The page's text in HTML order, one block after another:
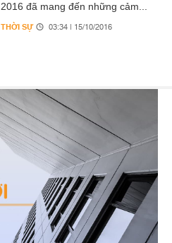
2016 đã mang đến những cảm...
THỜI SỰ 03:34 | 15/10/2016